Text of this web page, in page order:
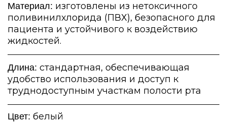
Материал: изготовлены из нетоксичного
поливинилхлорида (ПВХ), безопасного для
пациента и устойчивого к воздействию
жидкостей.
Длина: стандартная, обеспечивающая
удобство использования и доступ к
труднодоступным участкам полости рта
Цвет: белый